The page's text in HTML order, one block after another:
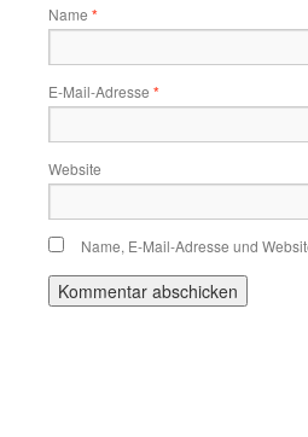
Name *
E-Mail-Adresse *
Website
Name, E-Mail-Adresse und